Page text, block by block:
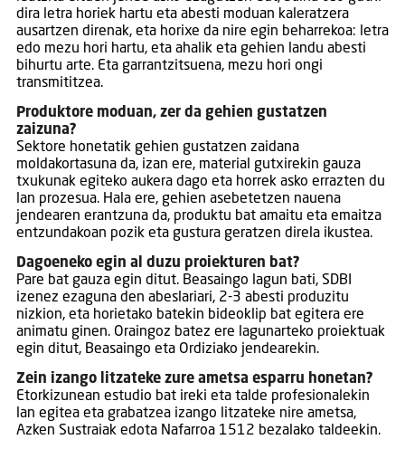
dira letra horiek hartu eta abesti moduan kaleratzera
ausartzen direnak, eta horixe da nire egin beharrekoa: letra
edo mezu hori hartu, eta ahalik eta gehien landu abesti
bihurtu arte. Eta garrantzitsuena, mezu hori ongi
transmititzea.
Produktore moduan, zer da gehien gustatzen
zaizuna?
Sektore honetatik gehien gustatzen zaidana
moldakortasuna da, izan ere, material gutxirekin gauza
txukunak egiteko aukera dago eta horrek asko errazten du
lan prozesua. Hala ere, gehien asebetetzen nauena
jendearen erantzuna da, produktu bat amaitu eta emaitza
entzundakoan pozik eta gustura geratzen direla ikustea.
Dagoeneko egin al duzu proiekturen bat?
Pare bat gauza egin ditut. Beasaingo lagun bati, SDBI
izenez ezaguna den abeslariari, 2-3 abesti produzitu
nizkion, eta horietako batekin bideoklip bat egitera ere
animatu ginen. Oraingoz batez ere lagunarteko proiektuak
egin ditut, Beasaingo eta Ordiziako jendearekin.
Zein izango litzateke zure ametsa esparru honetan?
Etorkizunean estudio bat ireki eta talde profesionalekin
lan egitea eta grabatzea izango litzateke nire ametsa,
Azken Sustraiak edota Nafarroa 1512 bezalako taldeekin.